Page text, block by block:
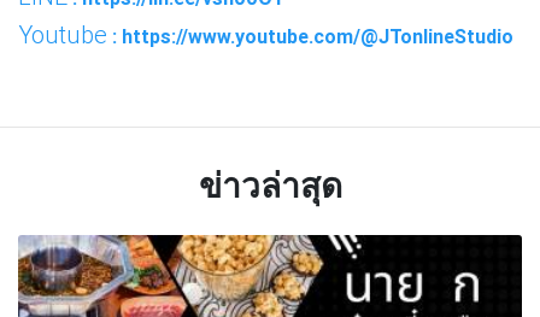
Youtube : https://www.youtube.com/@JTonlineStudio
ข่าวล่าสุด